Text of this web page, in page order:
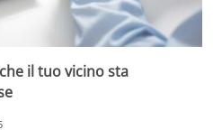
il tuo vicino sta